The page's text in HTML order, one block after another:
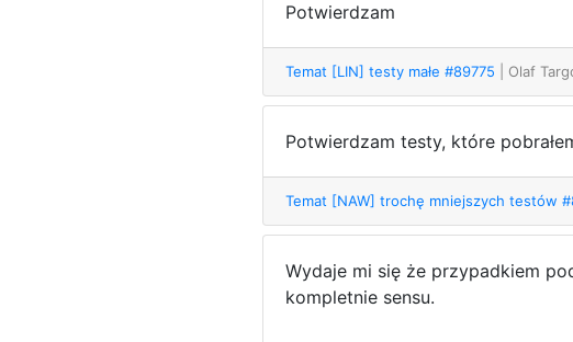
Potwierdzam
Temat [LIN] testy małe #89775 | Olaf
Potwierdzam testy, które
Temat [NAW] trochę mniejszych testów
Wydaje mi się że przypadkiem
kompletnie sensu.